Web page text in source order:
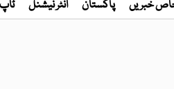
خبریں پاکستان انٹر نیشنل